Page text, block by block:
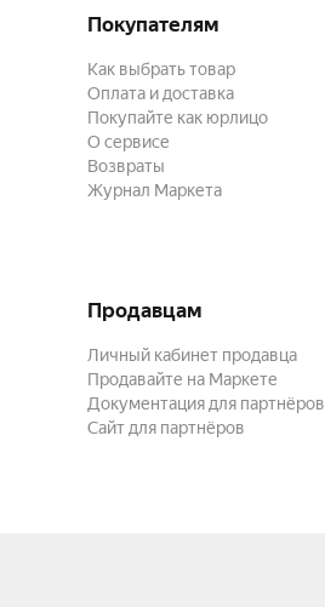
Покупателям
Как выбрать товар
Оплата и доставка
Покупайте как юрлицо
О сервисе
Возвраты
Журнал Маркета
Продавцам
Личный кабинет продавца
Продавайте на Маркете
Документация для партнёров
Сайт для партнёров